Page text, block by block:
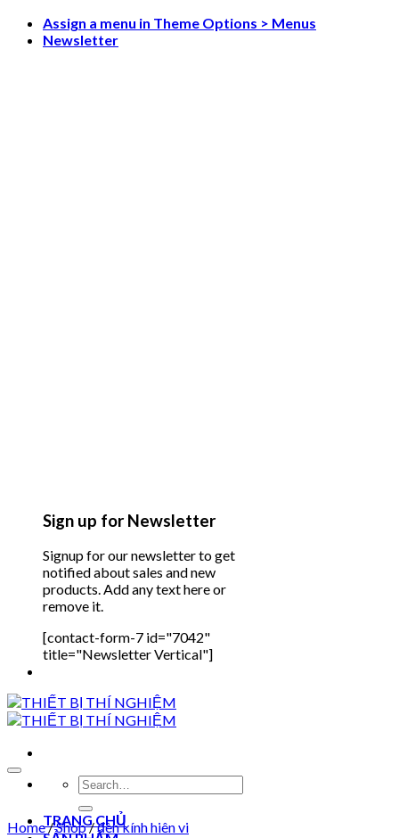
Skip
Assign a menu in Theme Options > Menus
Newsletter
Sign up for Newsletter
Signup for our newsletter to get
notified about sales and new
products. Add any text here or
remove it.
[contact-form-7 id="7042"
title="Newsletter Vertical"]
Search
for:
TRANG CHỦ
Home/Shop/đèn kính hiên vi